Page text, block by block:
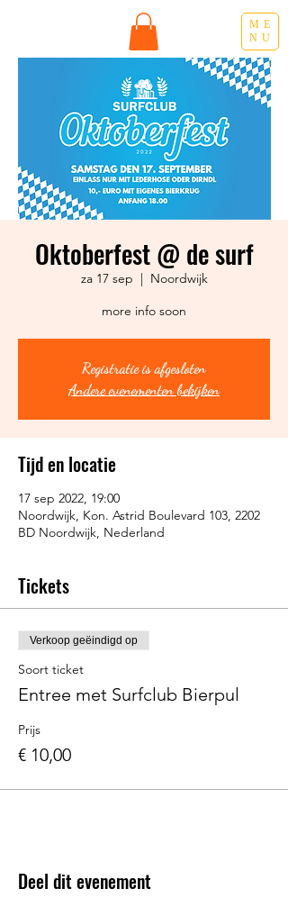
ME
NU
Oktoberfest @ de surf
za 17 sep
  |
Noordwijk
more info soon
Registratie is afgesloten
Andere evenementen bekijken
Tijd en locatie
17 sep 2022, 19:00
Noordwijk, Kon. Astrid Boulevard 103, 2202
BD Noordwijk, Nederland
Tickets
Verkoop geëindigd op
Soort ticket
Entree met Surfclub Bierpul
Prijs
€ 10,00
Deel dit evenement